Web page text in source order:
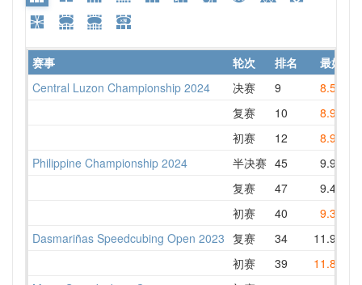
赛事 轮次 排名
最好
Central Luzon Championship 2024
决赛 9
8.55
复赛
10
8.90
初赛
12 8.99
Philippine Championship 2024
半决赛 45 9.92
复赛
47 9.43
初赛
40 9.36
Dasmariñas Speedcubing Open 2023 复赛 34 11.93
初赛
39 11.82